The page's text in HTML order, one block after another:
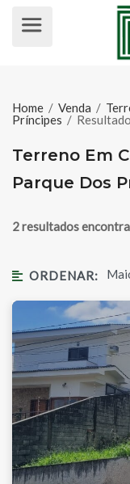
Home / Venda /
Príncipes /
Terreno Em
Parque Dos
2 resultados
ORDENAR: